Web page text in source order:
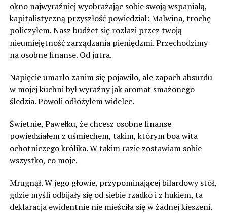
okno najwyraźniej wyobrażając sobie swoją wspaniałą,
kapitalistyczną przyszłość powiedział: Malwina, trochę
policzyłem. Nasz budżet się rozłazi przez twoją
nieumiejętność zarządzania pieniędzmi. Przechodzimy
na osobne finanse. Od jutra.
Napięcie umarło zanim się pojawiło, ale zapach absurdu
w mojej kuchni był wyraźny jak aromat smażonego
śledzia. Powoli odłożyłem widelec.
Świetnie, Pawełku, że chcesz osobne finanse
powiedziałem z uśmiechem, takim, którym boa wita
ochotniczego królika. W takim razie zostawiam sobie
wszystko, co moje.
Mrugnął. W jego głowie, przypominającej bilardowy stół,
gdzie myśli odbijały się od siebie rzadko i z hukiem, ta
deklaracja ewidentnie nie mieściła się w żadnej kieszeni.